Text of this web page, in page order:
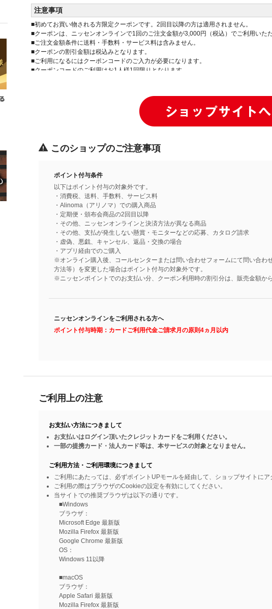
注意事項
■初めてお買い物される方限定クーポンです。2回目以降の方は適用されません。
■クーポンは、ニッセンオンラインで1回のご注文金額が3,000円（税込）でご利用いただ
■ご注文金額条件に送料・手数料・サービス料は含みません。
■クーポンの割引金額は税込みとなります。
■ご利用になるにはクーポンコードのご入力が必要になります。
■クーポンコードのご利用はお1人様1回限りとなります。
■ほかの割引クーポンとの併用はできません。
■割引クーポンを不正に利用されていると判断した場合、お取引を辞退させていただく
■Alinoma、頒布会2回目以降の商品など一部の商品は対象外となります。
このショップのご注意事項
ポイント付与条件
以下はポイント付与の対象外です。
・消費税、送料、手数料、サービス料
・Alinoma（アリノマ）での購入商品
・定期便・頒布会商品の2回目以降
・その他、ニッセンオンラインと決済方法が異なる商品
・その他、支払が発生しない懸賞・モニターなどの応募、カタログ請求
・虚偽、悪戯、キャンセル、返品・交換の場合
・アプリ経由でのご購入
※オンライン購入後、コールセンターまたは問い合わせフォームにて問い合わ
方法等）を変更した場合はポイント付与の対象外です。
※ニッセンポイントでのお支払い分、クーポン利用時の割引分は、販売金額か
ニッセンオンラインをご利用される方へ
ポイント付与時期：カードご利用代金ご請求月の原則4ヵ月以内
ご利用上の注意
お支払い方法につきまして
お支払いはログイン頂いたクレジットカードをご利用ください。
一部の提携カード・法人カード等は、本サービスの対象となりません。
ご利用方法・ご利用環境につきまして
ご利用にあたっては、必ずポイントUPモールを経由して、ショップサイトにア
ご利用の際はブラウザのCookieの設定を有効にしてください。
当サイトでの推奨ブラウザは以下の通りです。
■Windows
ブラウザ：
Microsoft Edge 最新版
Mozilla Firefox 最新版
Google Chrome 最新版
OS：
Windows 11以降
■macOS
ブラウザ：
Apple Safari 最新版
Mozilla Firefox 最新版